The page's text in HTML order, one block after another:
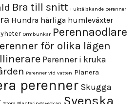
Bra till snitt Fuktälskande perenner
Hundra härliga humleväxter
Ormbunkar Perennaodlare
för olika lägen
Perenner i kruka
Perenner vid vatten Planera
perenner Skugga
Svenska